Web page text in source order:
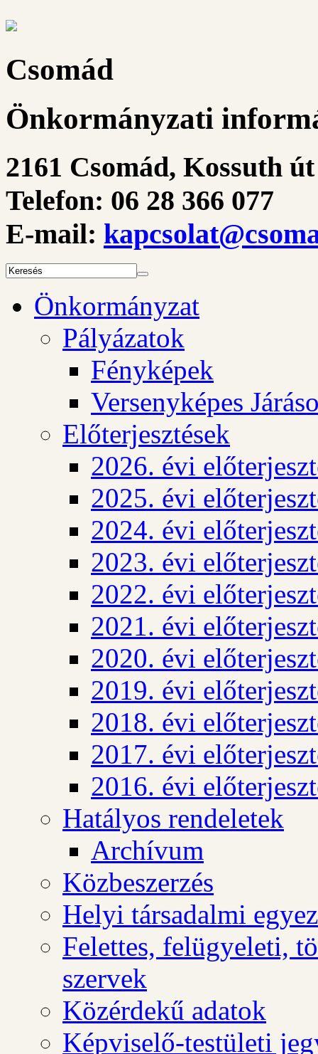
Csomád
Önkormányzati
2161 Csomád, Kossuth
Telefon: 06 28 366 077
E-mail:
Önkormányzat
Pályázatok
Fényképek
Versenyképes
Előterjesztések
2026. évi
2025. évi
2024. évi
2023. évi
2022. évi
2021. évi
2020. évi
2019. évi
2018. évi
2017. évi
2016. évi
Hatályos rendeletek
Archívum
Közbeszerzés
Helyi társadalmi
Felettes, felügyeleti,
szervek
Közérdekű adatok
Képviselő-testületi